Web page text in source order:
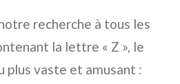
recherche à tous les
la lettre « Z », le
plus vaste et amusant :